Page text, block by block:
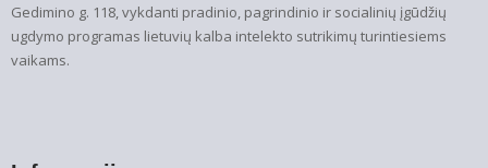
Gedimino g. 118, vykdanti pradinio, pagrindinio ir socialinių įgūdžių
ugdymo programas lietuvių kalba intelekto sutrikimų turintiesiems
vaikams.